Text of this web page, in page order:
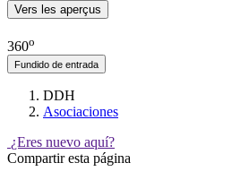
Vers les aperçus
360o
Fundido de entrada
DDH
Asociaciones
¿Eres nuevo aquí?
Compartir esta página